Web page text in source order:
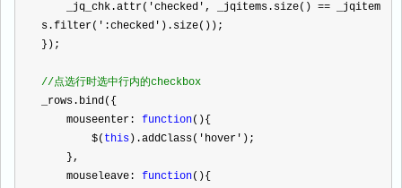
    _jq_chk.attr(
'checked ' , _jqitems.size() == _jqitem
s.filter( ' :checked ' ).size());
});
//点选行时选中行内的checkbox
_rows.bind({
    mouseenter:
function(){
        $(
this ).addClass( ' hover ' );
    },
    mouseleave:
function(){